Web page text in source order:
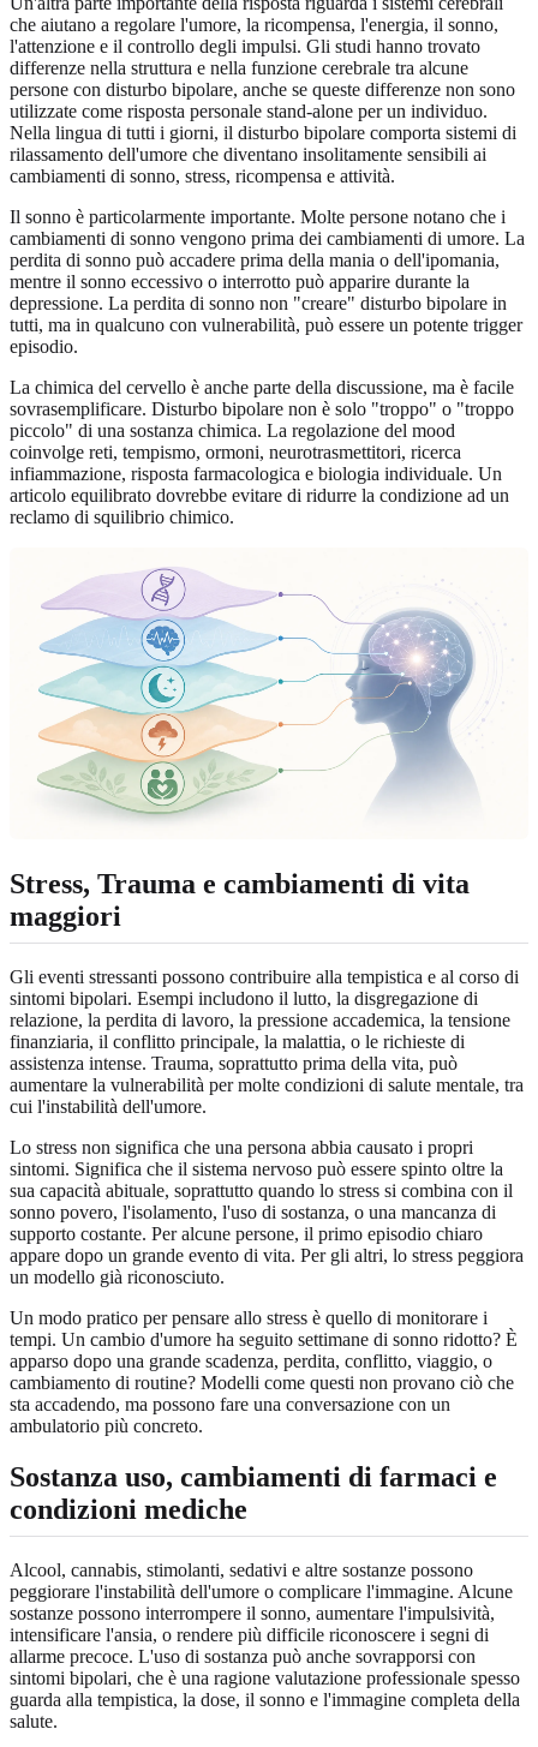
che aiutano a regolare l'umore, la ricompensa, l'energia, il sonno,
l'attenzione e il controllo degli impulsi. Gli studi hanno trovato
differenze nella struttura e nella funzione cerebrale tra alcune
persone con disturbo bipolare, anche se queste differenze non sono
utilizzate come risposta personale stand-alone per un individuo.
Nella lingua di tutti i giorni, il disturbo bipolare comporta sistemi di
rilassamento dell'umore che diventano insolitamente sensibili ai
cambiamenti di sonno, stress, ricompensa e attività.
Il sonno è particolarmente importante. Molte persone notano che i
cambiamenti di sonno vengono prima dei cambiamenti di umore. La
perdita di sonno può accadere prima della mania o dell'ipomania,
mentre il sonno eccessivo o interrotto può apparire durante la
depressione. La perdita di sonno non "creare" disturbo bipolare in
tutti, ma in qualcuno con vulnerabilità, può essere un potente trigger
episodio.
La chimica del cervello è anche parte della discussione, ma è facile
sovrasemplificare. Disturbo bipolare non è solo "troppo" o "troppo
piccolo" di una sostanza chimica. La regolazione del mood
coinvolge reti, tempismo, ormoni, neurotrasmettitori, ricerca
infiammazione, risposta farmacologica e biologia individuale. Un
articolo equilibrato dovrebbe evitare di ridurre la condizione ad un
reclamo di squilibrio chimico.
Stress, Trauma e cambiamenti di vita
maggiori
Gli eventi stressanti possono contribuire alla tempistica e al corso di
sintomi bipolari. Esempi includono il lutto, la disgregazione di
relazione, la perdita di lavoro, la pressione accademica, la tensione
finanziaria, il conflitto principale, la malattia, o le richieste di
assistenza intense. Trauma, soprattutto prima della vita, può
aumentare la vulnerabilità per molte condizioni di salute mentale, tra
cui l'instabilità dell'umore.
Lo stress non significa che una persona abbia causato i propri
sintomi. Significa che il sistema nervoso può essere spinto oltre la
sua capacità abituale, soprattutto quando lo stress si combina con il
sonno povero, l'isolamento, l'uso di sostanza, o una mancanza di
supporto costante. Per alcune persone, il primo episodio chiaro
appare dopo un grande evento di vita. Per gli altri, lo stress peggiora
un modello già riconosciuto.
Un modo pratico per pensare allo stress è quello di monitorare i
tempi. Un cambio d'umore ha seguito settimane di sonno ridotto? È
apparso dopo una grande scadenza, perdita, conflitto, viaggio, o
cambiamento di routine? Modelli come questi non provano ciò che
sta accadendo, ma possono fare una conversazione con un
ambulatorio più concreto.
Sostanza uso, cambiamenti di farmaci e
condizioni mediche
Alcool, cannabis, stimolanti, sedativi e altre sostanze possono
peggiorare l'instabilità dell'umore o complicare l'immagine. Alcune
sostanze possono interrompere il sonno, aumentare l'impulsività,
intensificare l'ansia, o rendere più difficile riconoscere i segni di
allarme precoce. L'uso di sostanza può anche sovrapporsi con
sintomi bipolari, che è una ragione valutazione professionale spesso
guarda alla tempistica, la dose, il sonno e l'immagine completa della
salute.